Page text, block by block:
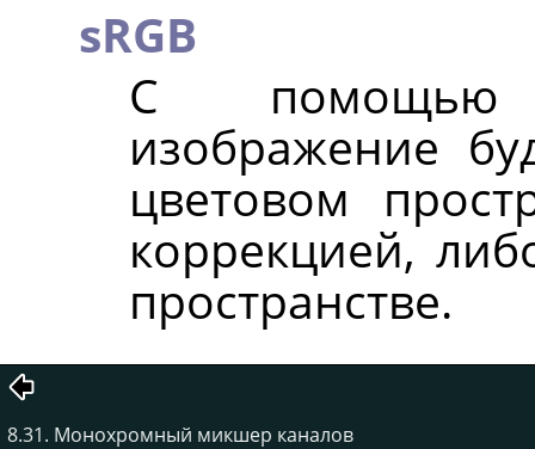
sRGB
С помощью
изображение
цветовом
коррекцией,
пространстве.
8.31. Монохромный микшер каналов